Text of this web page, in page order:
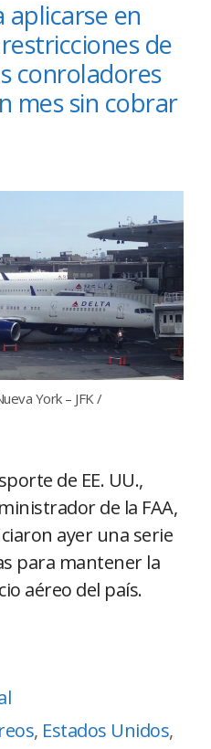
aplicarse en
de
conroladores
mes sin cobrar
York – JFK /
de EE. UU.,
de la FAA,
ayer una serie
para mantener la
aéreo del país.
, Estados Unidos,